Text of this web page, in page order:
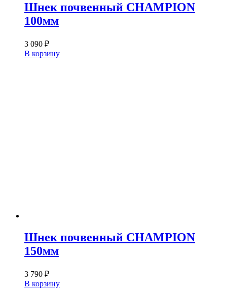
Шнек почвенный CHAMPION
100мм
3 090 ₽
В корзину
Шнек почвенный CHAMPION
150мм
3 790 ₽
В корзину